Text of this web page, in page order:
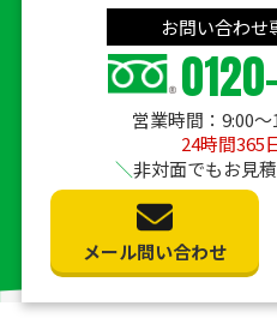
お問い合わせ
営業時間：9:00
24時間365
非対面でもお見
メール問い合わせ